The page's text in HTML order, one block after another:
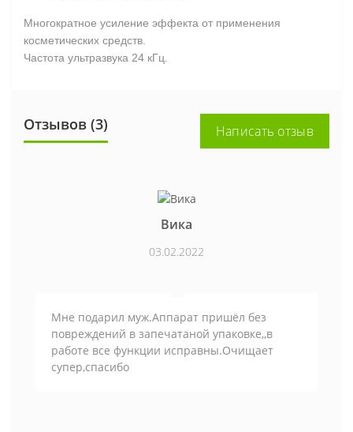
Многократное усиление эффекта от применения
косметических средств.
Частота ультразвука 24 кГц.
Отзывов (3) Написать отзыв
Вика
03.02.2022
Мне подарил муж.Аппарат пришёл без
повреждений в запечатаной упаковке,,в
работе все функции исправны.Очищает
супер,спасибо